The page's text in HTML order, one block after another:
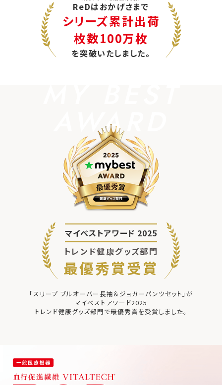
ReDはおかげさまで
シリーズ累計出荷
枚数100万枚
を突破いたしました。
AWARD
マイベストアワード 2025
トレンド健康グッズ部門
最優秀賞受賞
「スリープ ブルオーバー長袖＆ジョガーパンツセット」が
マイベストアワード2025
トレンド健康グッズ部門で最優秀賞を受賞しました。